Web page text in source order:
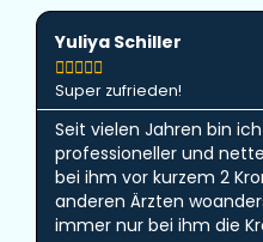
Yuliya Schiller

Super zufrieden!
Seit vielen Jahren bin
professioneller und
bei ihm vor kurzem 2
anderen Ärzten
immer nur bei ihm die